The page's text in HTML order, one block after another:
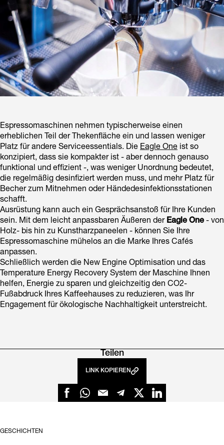
Espressomaschinen nehmen typischerweise einen
erheblichen Teil der Thekenfläche ein und lassen weniger
Platz für andere Serviceessentials. Die Eagle One ist so
konzipiert, dass sie kompakter ist - aber dennoch genauso
funktional und effizient -, was weniger Unordnung bedeutet,
die regelmäßig desinfiziert werden muss, und mehr Platz für
Becher zum Mitnehmen oder Händedesinfektionsstationen
schafft.
Ausrüstung kann auch ein Gesprächsanstoß für Ihre Kunden
sein. Mit dem leicht anpassbaren Äußeren der Eagle One- von
Holz- bis hin zu Kunstharzpaneelen - können Sie Ihre
Espressomaschine mühelos an die Marke Ihres Cafés
anpassen.
Schließlich werden die New Engine Optimisation und das
Temperature Energy Recovery System der Maschine Ihnen
helfen, Energie zu sparen und gleichzeitig den CO2-
Fußabdruck Ihres Kaffeehauses zu reduzieren, was Ihr
Engagement für ökologische Nachhaltigkeit unterstreicht.
Teilen
LINK KOPIEREN
GESCHICHTEN